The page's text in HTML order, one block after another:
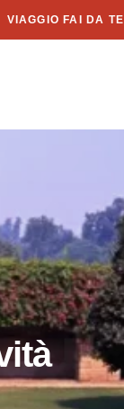
VIAGGIO FAI DA TE